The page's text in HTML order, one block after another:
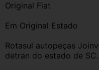
Original Fiat
Em Original Estado
Rotasul autopeças
detran do estado de SC.